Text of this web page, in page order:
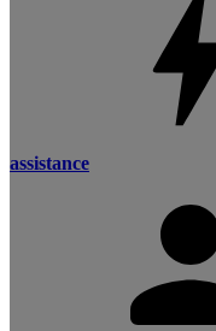
assistance